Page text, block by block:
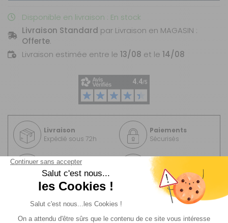
Disponible en livraison : En stock
Livraison Standard par Livraison en MAGASIN :
Offerte.
Livraison estimée entre le 13/08 et le 14/08
Livraison
Expédié sous 72h
Paiements
Sécurisés
Avantages
Carte de fidélité
Paiement
Plusieurs fois